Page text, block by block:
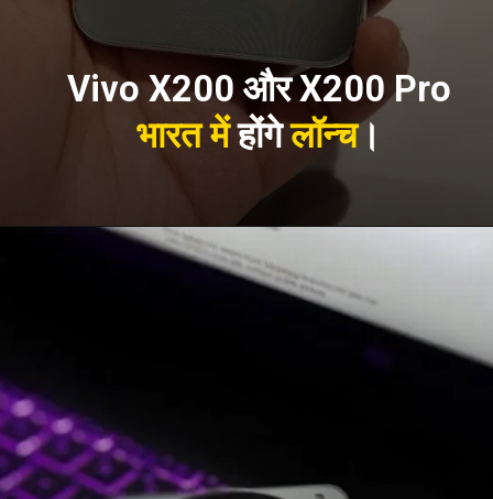
Vivo X200 और X200 Pro
भारत मेंहोंगेलॉन्च।